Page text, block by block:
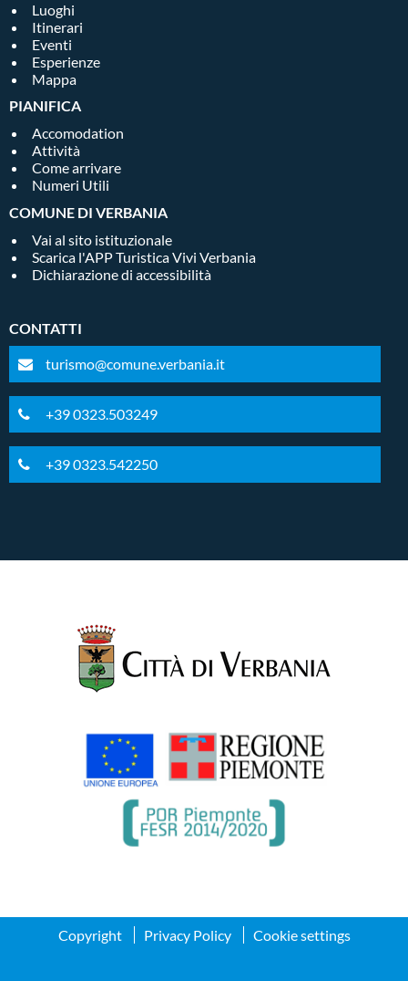
Luoghi
Itinerari
Eventi
Esperienze
Mappa
PIANIFICA
Accomodation
Attività
Come arrivare
Numeri Utili
COMUNE DI VERBANIA
Vai al sito istituzionale
Scarica l'APP Turistica Vivi Verbania
Dichiarazione di accessibilità
CONTATTI
turismo@comune.verbania.it
+39 0323.503249
+39 0323.542250
Copyright Privacy Policy Cookie settings